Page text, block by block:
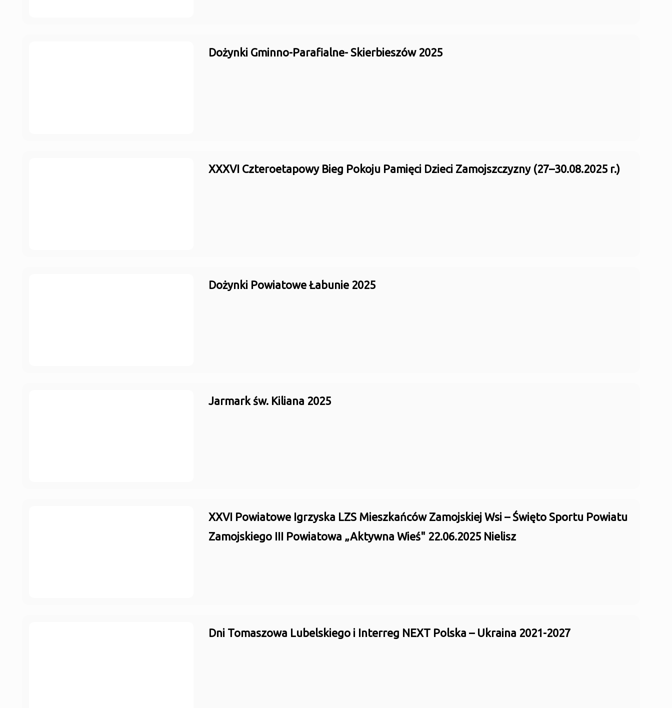
Dożynki Gminno-Parafialne- Skierbieszów 2025
XXXVI Czteroetapowy Bieg Pokoju Pamięci Dzieci Zamojszczyzny (27–30.08.2025 r.)
Dożynki Powiatowe Łabunie 2025
Jarmark św. Kiliana 2025
XXVI Powiatowe Igrzyska LZS Mieszkańców Zamojskiej Wsi – Święto Sportu Powiatu
Zamojskiego III Powiatowa „Aktywna Wieś" 22.06.2025 Nielisz
Dni Tomaszowa Lubelskiego i Interreg NEXT Polska – Ukraina 2021-2027